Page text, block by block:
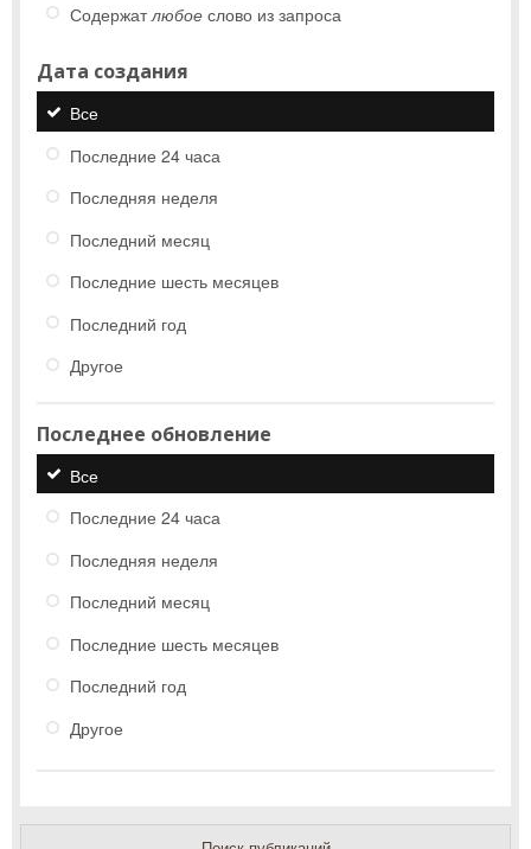
Содержатлюбое слово из запроса
Дата создания
Все
Последние 24 часа
Последняя неделя
Последний месяц
Последние шесть месяцев
Последний год
Другое
Последнее обновление
Все
Последние 24 часа
Последняя неделя
Последний месяц
Последние шесть месяцев
Последний год
Другое